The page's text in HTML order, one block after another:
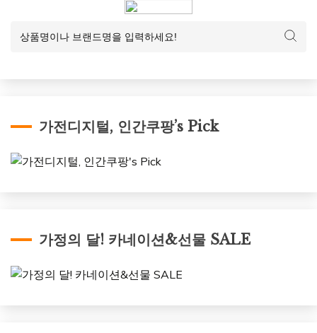
가전디지털, 인간쿠팡’s Pick
가정의 달! 카네이션&선물 SALE